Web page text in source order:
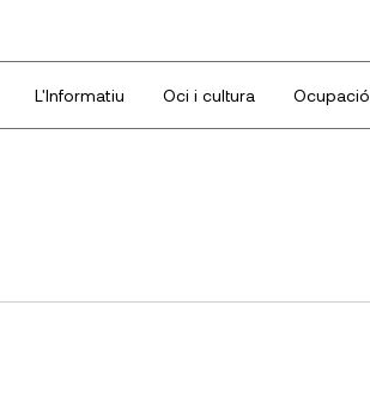
L'Informatiu Oci i cultura Ocupació